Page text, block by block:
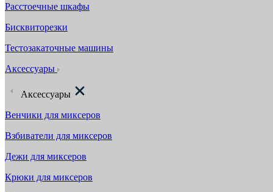
Расстоечные шкафы
Бисквиторезки
Тестозакаточные машины
Аксессуары
Аксессуары
Венчики для миксеров
Взбиватели для миксеров
Дежи для миксеров
Крюки для миксеров